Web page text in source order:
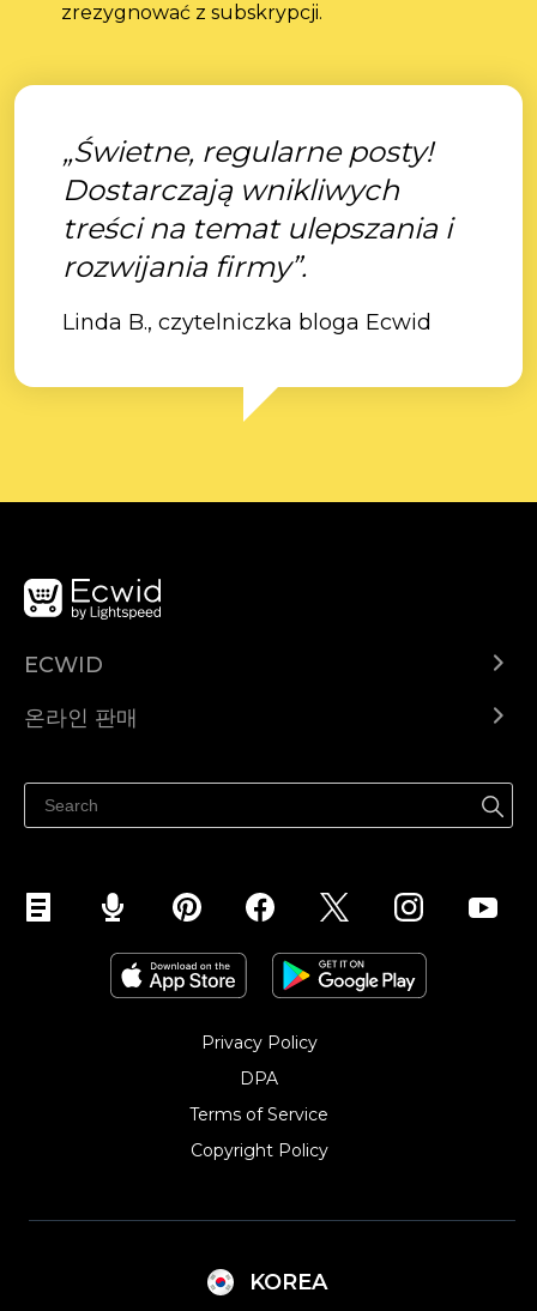
zrezygnować z subskrypcji.
„Świetne, regularne posty!
Dostarczają wnikliwych
treści na temat ulepszania i
rozwijania firmy”.
Linda B., czytelniczka bloga Ecwid
ECWID
도움말 센터
온라인 판매
페이스북에서 판매하기
인스타그램에서 판매하기
Privacy Policy
DPA
Terms of Service
Copyright Policy‎
KOREA